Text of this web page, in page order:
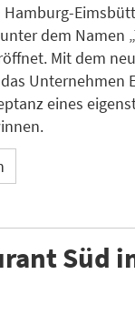
dem Namen
Mit dem
Unternehmen
eines
Süd